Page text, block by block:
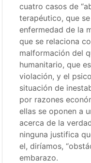
cuatro casos de
terapéutico, que
enfermedad de la
que se relaciona
malformación del
humanitario, que
violación, y el
situación de
por razones
ellas se oponen a
acerca de la
ninguna justifica
el, diríamos,
embarazo.